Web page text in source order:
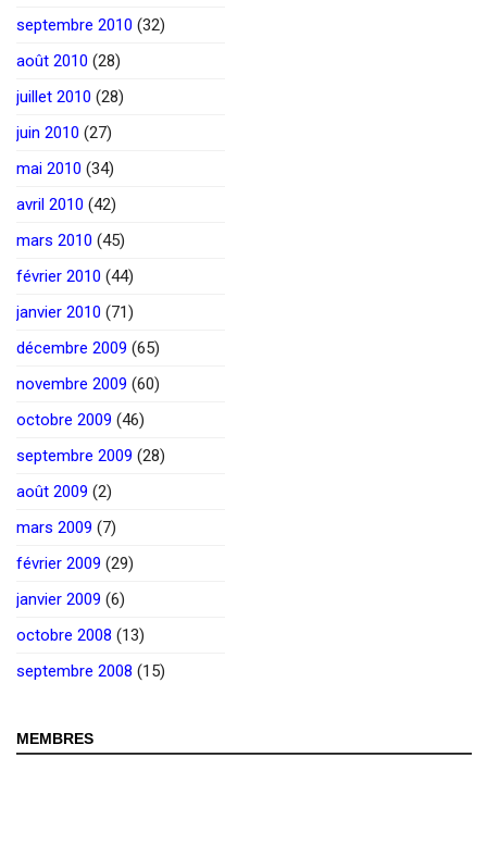
septembre 2010 (32)
août 2010 (28)
juillet 2010 (28)
juin 2010 (27)
mai 2010 (34)
avril 2010 (42)
mars 2010 (45)
février 2010 (44)
janvier 2010 (71)
décembre 2009 (65)
novembre 2009 (60)
octobre 2009 (46)
septembre 2009 (28)
août 2009 (2)
mars 2009 (7)
février 2009 (29)
janvier 2009 (6)
octobre 2008 (13)
septembre 2008 (15)
MEMBRES